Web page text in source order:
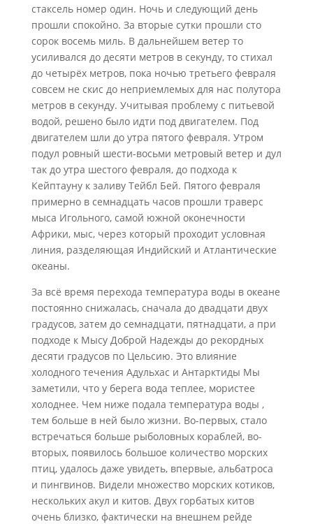
стаксель номер один. Ночь и следующий день
прошли спокойно. За вторые сутки прошли сто
сорок восемь миль. В дальнейшем ветер то
усиливался до десяти метров в секунду, то стихал
до четырёх метров, пока ночью третьего февраля
совсем не скис до неприемлемых для нас полутора
метров в секунду. Учитывая проблему с питьевой
водой, решено было идти под двигателем. Под
двигателем шли до утра пятого февраля. Утром
подул ровный шести-восьми метровый ветер и дул
так до утра шестого февраля, до подхода к
Кейптауну к заливу Тейбл Бей. Пятого февраля
примерно в семнадцать часов прошли траверс
мыса Игольного, самой южной оконечности
Африки, мыс, через который проходит условная
линия, разделяющая Индийский и Атлантические
океаны.
За всё время перехода температура воды в океане
постоянно снижалась, сначала до двадцати двух
градусов, затем до семнадцати, пятнадцати, а при
подходе к Мысу Доброй Надежды до рекордных
десяти градусов по Цельсию. Это влияние
холодного течения Адульхас и Антарктиды Мы
заметили, что у берега вода теплее, мористее
холоднее. Чем ниже подала температура воды ,
тем больше в ней было жизни. Во-первых, стало
встречаться больше рыболовных кораблей, во-
вторых, появилось большое количество морских
птиц, удалось даже увидеть, впервые, альбатроса
и пингвинов. Видели множество морских котиков,
нескольких акул и китов. Двух горбатых китов
очень близко, фактически на внешнем рейде